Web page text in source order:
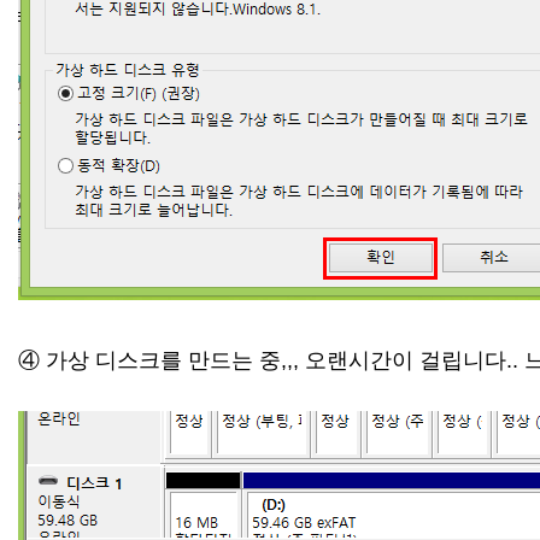
④ 가상 디스크를 만드는 중,,, 오랜시간이 걸립니다..